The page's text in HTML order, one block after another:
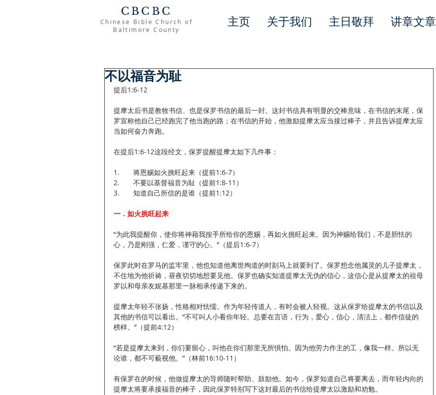
CBCBC
Chinese Bible Church of
Baltimore County
主页 关于我们 主日敬拜 讲章文章
不以福音为耻
提后1:6-12
提摩太后书是教牧书信、也是保罗书信的最后一封。这封书信具有明显的交棒意味，在书信的末尾，保
罗宣称他自己已经跑完了他当跑的路；在书信的开始，他激励提摩太应当接过棒子，并且告诉提摩太应
当如何奋力奔跑。
在提后1:6-12这段经文，保罗提醒提摩太如下几件事：
1.       将恩赐如火挑旺起来（提前1:6-7）
2.       不要以基督福音为耻（提前1:8-11）
3.       知道自己所信的是谁（提前1:12）
一．如火挑旺起来
“为此我提醒你，使你将神藉我按手所给你的恩赐，再如火挑旺起来。因为神赐给我们，不是胆怯的
心，乃是刚强，仁爱，谨守的心。”（提后1:6-7）
保罗此时在罗马的监牢里，他也知道他离世殉道的时刻马上就要到了。保罗想念他属灵的儿子提摩太，
不住地为他祈祷，昼夜切切地想要见他。保罗也确实知道提摩太无伪的信心，这信心是从提摩太的祖母
罗以和母亲友妮基那里一脉相承传递下来的。
提摩太年轻不张扬，性格相对怯懦。作为年轻传道人，有时会被人轻视。这从保罗给提摩太的书信以及
其他的书信可以看出。“不可叫人小看你年轻。总要在言语，行为，爱心，信心，清洁上，都作信徒的
榜样。”（提前4:12）
“若是提摩太来到，你们要留心，叫他在你们那里无所惧怕。因为他劳力作主的工，像我一样。所以无
论谁，都不可藐视他。”（林前16:10-11）
有保罗在的时候，他做提摩太的导师随时帮助、鼓励他。如今，保罗知道自己将要离去，而年轻内向的
提摩太将要承接福音的棒子，因此保罗特别写下这封最后的书信给提摩太以激励和劝勉。